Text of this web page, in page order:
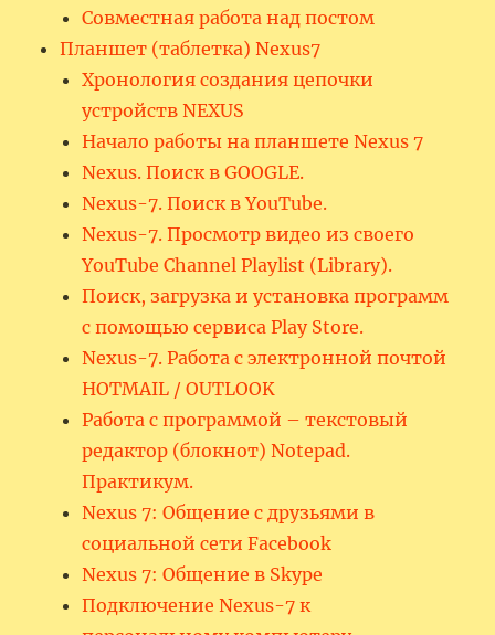
Совместная работа над постом
Планшет (таблетка) Nexus7
Хронология создания цепочки
устройств NEXUS
Начало работы на планшете Nexus 7
Nexus. Поиск в GOOGLE.
Nexus-7. Поиск в YouTube.
Nexus-7. Просмотр видео из своего
YouTube Channel Playlist (Library).
Поиск, загрузка и установка программ
с помощью сервиса Play Store.
Nexus-7. Работа с электронной почтой
HOTMAIL / OUTLOOK
Работа с программой – текстовый
редактор (блокнот) Notepad.
Практикум.
Nexus 7: Общение с друзьями в
социальной сети Facebook
Nexus 7: Общение в Skype
Подключение Nexus-7 к